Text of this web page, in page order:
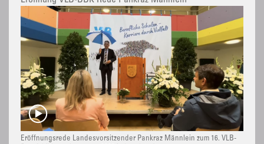
Eröffnungsrede Landesvorsitzender Pankraz Männlein zum 16. VLB-